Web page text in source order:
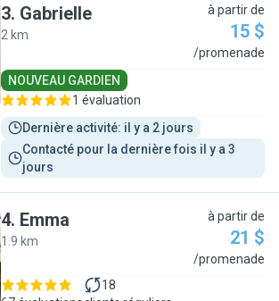
3. Gabrielle
2 km
à partir de
15 $
/promenade
NOUVEAU GARDIEN
1 évaluation
Dernière activité: il y a 2 jours
Contacté pour la dernière fois il y a 3
jours
4. Emma
1.9 km
à partir de
21 $
/promenade
18